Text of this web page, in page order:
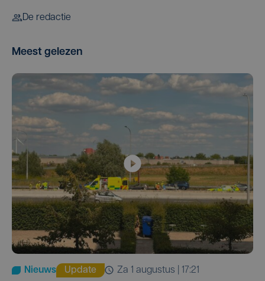
De redactie
Meest gelezen
Nieuws Update
za 1 augustus | 17:21